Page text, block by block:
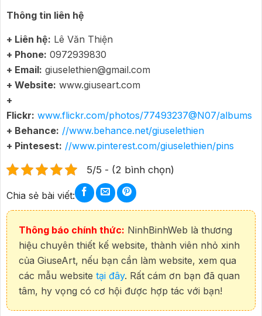
Thông tin liên hệ
+ Liên hệ: Lê Văn Thiện
+ Phone: 0972939830
+ Email: giuselethien@gmail.com
+ Website: www.giuseart.com
+
Flickr: www.flickr.com/photos/77493237@N07/albums
+ Behance: //www.behance.net/giuselethien
+ Pintesest: //www.pinterest.com/giuselethien/pins
5/5 - (2 bình chọn)
Chia sẻ bài viết:
Thông báo chính thức: NinhBinhWeb là thương
hiệu chuyên thiết kế website, thành viên nhỏ xinh
của GiuseArt, nếu bạn cần làm website, xem qua
các mẫu website tại đây. Rất cám ơn bạn đã quan
tâm, hy vọng có cơ hội được hợp tác với bạn!